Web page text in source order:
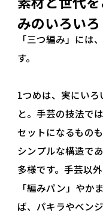
みのいろいろ
「三つ編み」には
す。
1つめは、実にい
と。手芸の技法で
セットになるもの
シンプルな構造で
多様です。手芸以
「編みパン」やか
ば、パキラやベン